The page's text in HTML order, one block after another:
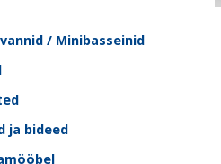
/ Minibasseinid
ja bideed